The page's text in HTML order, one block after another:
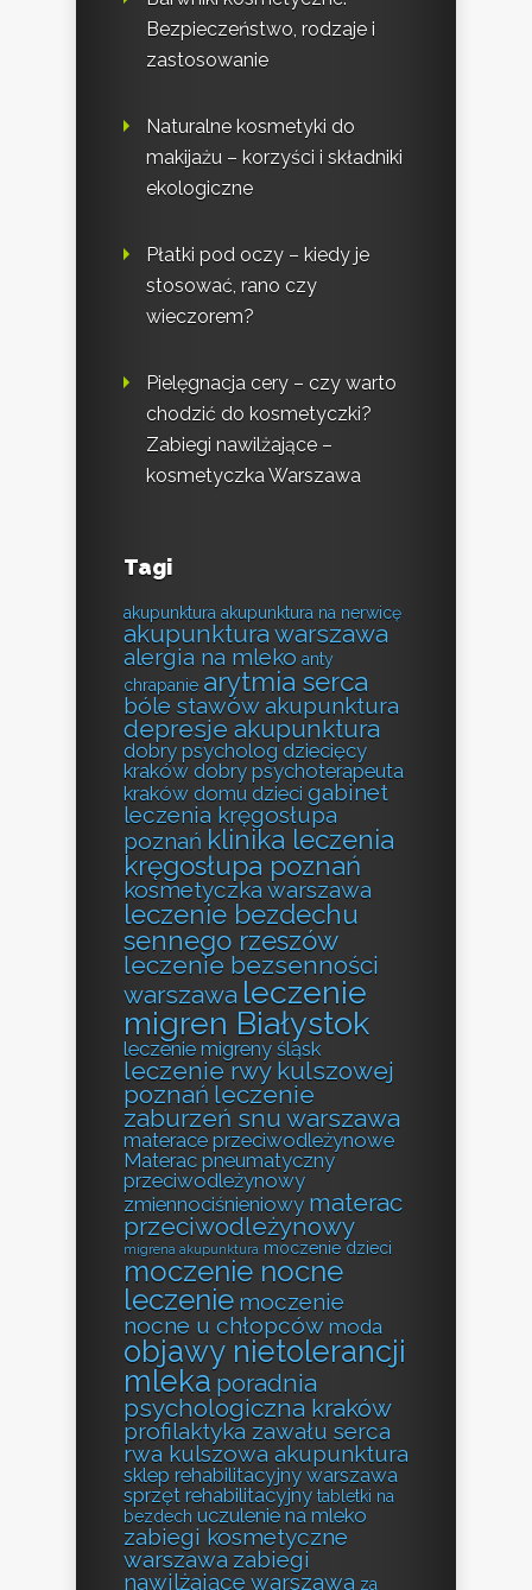
Bezpieczeństwo, rodzaje i
zastosowanie
Naturalne kosmetyki do
makijażu – korzyści i składniki
ekologiczne
Płatki pod oczy – kiedy je
stosować, rano czy
wieczorem?
Pielęgnacja cery – czy warto
chodzić do kosmetyczki?
Zabiegi nawilżające –
kosmetyczka Warszawa
Tagi
akupunktura akupunktura na nerwicę
akupunktura warszawa
alergia na mleko anty
chrapanie arytmia serca
bóle stawów akupunktura
depresje akupunktura
dobry psycholog dziecięcy
kraków dobry psychoterapeuta
kraków domu dzieci gabinet
leczenia kręgosłupa
poznań klinika leczenia
kręgosłupa poznań
kosmetyczka warszawa
leczenie bezdechu
sennego rzeszów
leczenie bezsenności
warszawa leczenie
migren Białystok
leczenie migreny śląsk
leczenie rwy kulszowej
poznań leczenie
zaburzeń snu warszawa
materace przeciwodleżynowe
Materac pneumatyczny
przeciwodleżynowy
zmiennociśnieniowy materac
przeciwodleżynowy
migrena akupunktura moczenie dzieci
moczenie nocne
leczenie moczenie
nocne u chłopców moda
objawy nietolerancji
mleka poradnia
psychologiczna kraków
profilaktyka zawału serca
rwa kulszowa akupunktura
sklep rehabilitacyjny warszawa
sprzęt rehabilitacyjny tabletki na
bezdech uczulenie na mleko
zabiegi kosmetyczne
warszawa zabiegi
nawilżające warszawa za